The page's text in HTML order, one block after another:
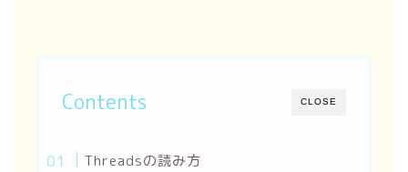
CLOSE
Contents
Threadsの読み方